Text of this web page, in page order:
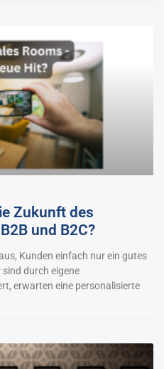
Zukunft des
und B2C?
Kunden einfach nur ein gutes
durch eigene
erwarten eine personalisierte